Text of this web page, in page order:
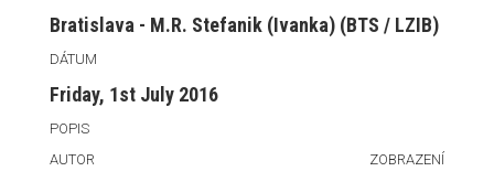
Bratislava - M.R. Stefanik (Ivanka) (BTS / LZIB)
DÁTUM
Friday, 1st July 2016
POPIS
AUTOR
ZOBRAZENÍ